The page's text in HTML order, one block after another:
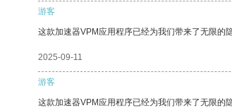
游客
这款加速器VPM应用程序已经为我们带来了无限的
2025-09-11
游客
这款加速器VPM应用程序已经为我们带来了无限的